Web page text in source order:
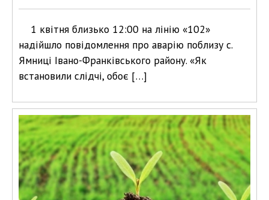
1 квітня близько 12:00 на лінію «102»
надійшло повідомлення про аварію поблизу с.
Ямниці Івано-Франківського району. «Як
встановили слідчі, обоє […]